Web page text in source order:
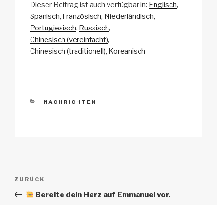
p
y
Li
n
ail c
e
b
o
at
s
A
p
a
h
e
Dieser Beitrag ist auch verfügbar in: Englisch
Spanisch Französisch Niederländisch
Portugiesisch Russisch
Chinesisch (vereinfacht)
Chinesisch (traditionell) Koreanisch
KATEGORIEN
NACHRICHTEN
Beitrags-
Vorheriger
Beitrag
ZURÜCK
Bereite dein Herz auf Emmanuel vor.